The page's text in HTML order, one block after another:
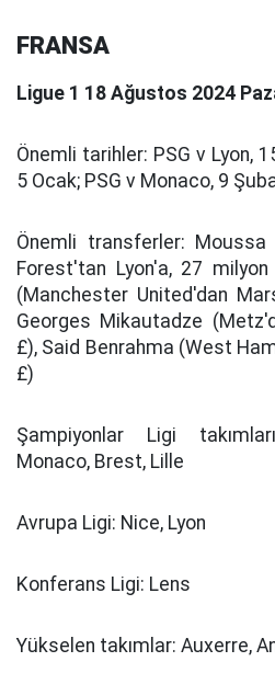
FRANSA
Ligue 1 18 Ağustos 2024
Önemli tarihler: PSG v Lyon,
5 Ocak; PSG v Monaco, 9
Önemli transferler: Moussa
Forest'tan Lyon'a, 27
(Manchester United'dan
Georges Mikautadze
£), Said Benrahma (West
£)
Şampiyonlar Ligi
Monaco, Brest, Lille
Avrupa Ligi: Nice, Lyon
Konferans Ligi: Lens
Yükselen takımlar: Auxerre,